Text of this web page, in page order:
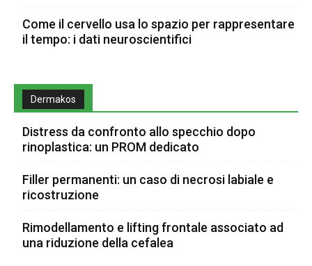
Come il cervello usa lo spazio per rappresentare
il tempo: i dati neuroscientifici
Dermakos
Distress da confronto allo specchio dopo
rinoplastica: un PROM dedicato
Filler permanenti: un caso di necrosi labiale e
ricostruzione
Rimodellamento e lifting frontale associato ad
una riduzione della cefalea